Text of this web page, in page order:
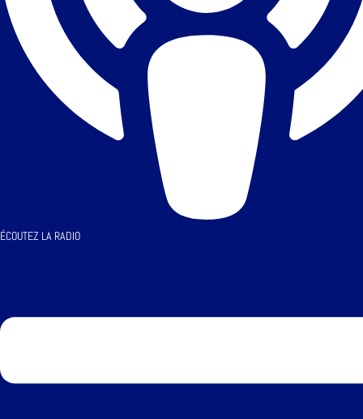
ÉCOUTEZ LA RADIO